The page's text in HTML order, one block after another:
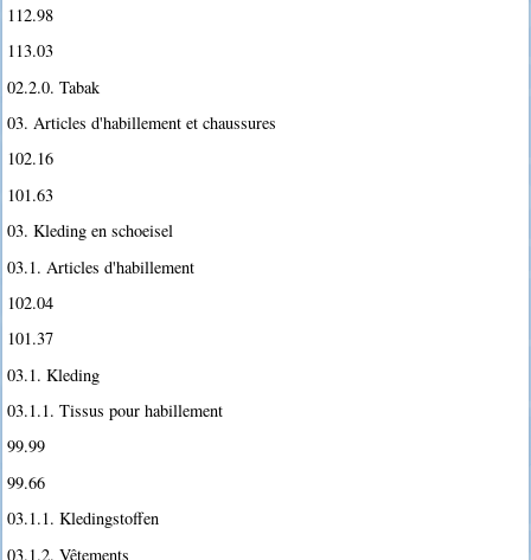
112.98
113.03
02.2.0. Tabak
03. Articles d'habillement et chaussures
102.16
101.63
03. Kleding en schoeisel
03.1. Articles d'habillement
102.04
101.37
03.1. Kleding
03.1.1. Tissus pour habillement
99.99
99.66
03.1.1. Kledingstoffen
03.1.2. Vêtements